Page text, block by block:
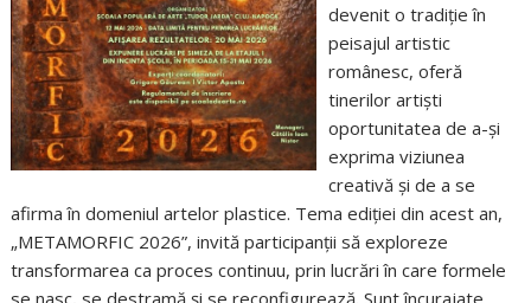
devenit o tradiție în
peisajul artistic
românesc, oferă
tinerilor artiști
oportunitatea de a-și
exprima viziunea
creativă și de a se
afirma în domeniul artelor plastice. Tema ediției din acest an,
„METAMORFIC 2026”, invită participanții să exploreze
transformarea ca proces continuu, prin lucrări în care formele
se nasc, se destramă și se reconfigurează. Sunt încurajate